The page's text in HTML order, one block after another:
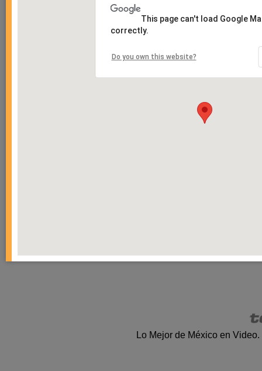
This page can't load Google
correctly.
Do you own this website?
Lo Mejor de México en